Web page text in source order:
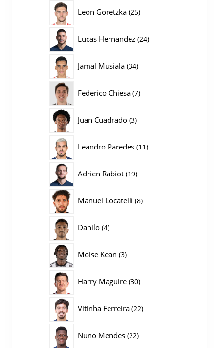
Leon Goretzka 2525
Lucas Hernandez 2424
Jamal Musiala 3434
Federico Chiesa 77
Juan Cuadrado 33
Leandro Paredes 1111
Adrien Rabiot 1919
Manuel Locatelli 88
Danilo 44
Moise Kean 33
Harry Maguire 3030
Vitinha Ferreira 2222
Nuno Mendes 2222